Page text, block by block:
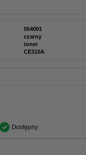
054001
czarny
toner
CE310A
Dostępny